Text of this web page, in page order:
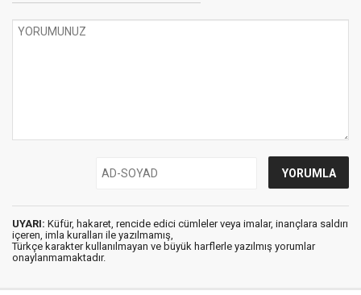
UYARI: Küfür, hakaret, rencide edici cümleler veya imalar, inançlara saldırı
içeren, imla kuralları ile yazılmamış,
Türkçe karakter kullanılmayan ve büyük harflerle yazılmış yorumlar
onaylanmamaktadır.